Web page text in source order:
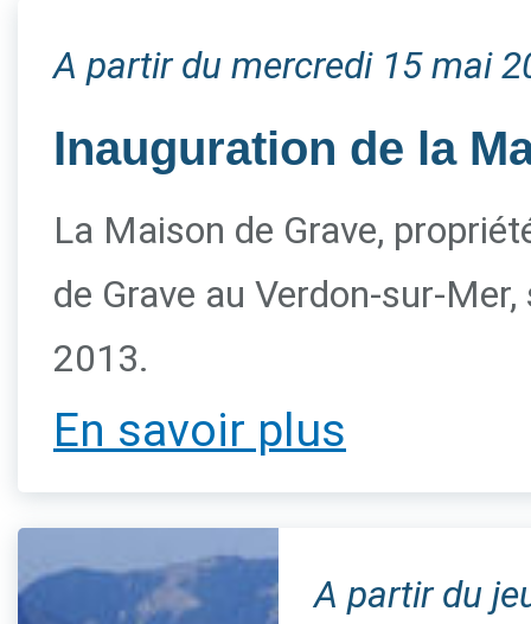
A partir du mercredi 15 mai
Inauguration de la
La Maison de Grave,
de Grave au Verdon-sur-
2013.
En savoir plus
A partir du